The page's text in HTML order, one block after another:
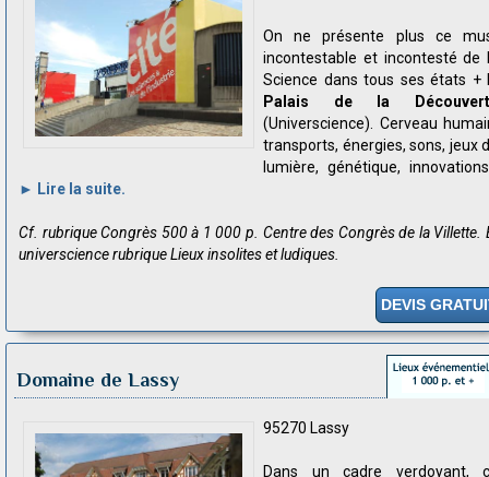
On ne présente plus ce
incontestable et incontesté de
Science dans tous ses états +
Palais de la
(Universcience). Cerveau
transports, énergies, sons, jeux
lumière, génétique,
► Lire la suite.
Cf. rubrique Congrès 500 à 1 000 p. Centre des Congrès de la Villette.
universcience rubrique Lieux insolites et ludiques.
DEVIS
Domaine de Lassy
95270 Lassy
Dans un cadre verdoyant,